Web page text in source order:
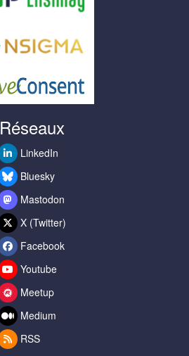
Réseaux
LinkedIn
Bluesky
Mastodon
X (Twitter)
Facebook
Youtube
Meetup
Medium
RSS